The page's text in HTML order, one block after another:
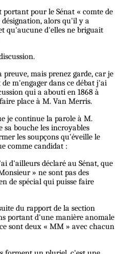
portant pour le Sénat « comte de
alors qu'il y a
qu'aucune d'elles ne briguait
preuve, mais prenez garde, car je
m'engager dans ce débat j'ai
qui a abouti en 1868 à
place à M. Van Merris.
je continue la parole à M.
sa bouche les incroyables
les soupçons qu'éveille le
comme candidat :
d'ailleurs déclaré au Sénat, que
» ne sont pas des
de spécial qui puisse faire
du rapport de la section
portant d'une manière anomale
sont deux « MM » avec chacun